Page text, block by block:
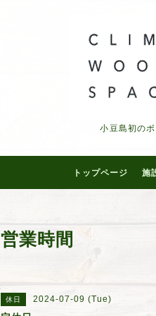
小豆島初の
トップページ 施
営業時間
休日 2024-07-09 (Tue)